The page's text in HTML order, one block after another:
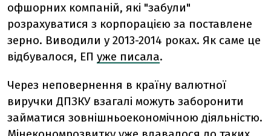
офшорних компаній, які "забули"
розрахуватися з корпорацією за поставлене
зерно. Виводили у 2013-2014 роках. Як саме це
відбувалося, ЕП уже писала.
Через неповернення в країну валютної
виручки ДПЗКУ взагалі можуть заборонити
займатися зовнішньоекономічною діяльністю.